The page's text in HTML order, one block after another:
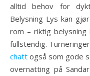
alltid behov for
Belysning Lys kan
rom – riktig
fullstendig.
chatt også som gode
overnatting på